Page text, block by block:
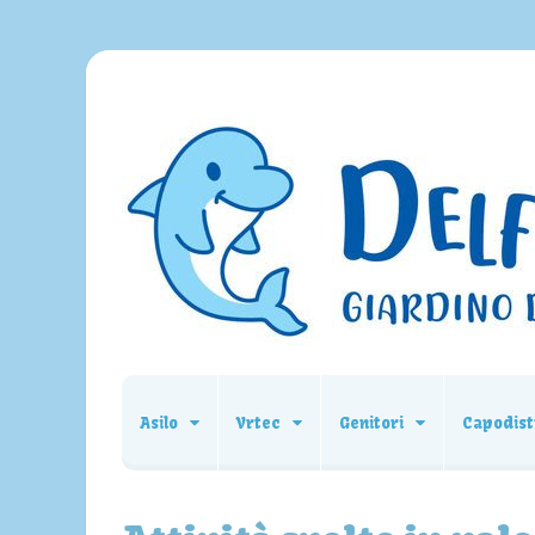
Asilo Vrtec Genitori